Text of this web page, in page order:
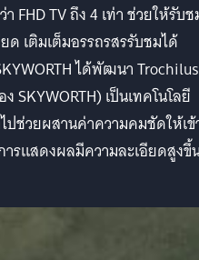
FHD TV ถึง 4 เท่า ช่วยให้รับ
เติมเต็มอรรถรสรรับชมได้
ได้พัฒนา Trochilus
SKYWORTH) เป็นเทคโนโลยี
ไปช่วยผสานค่าความคมชัดให้เ
รแสดงผลมีความละเอียดสูงขึ้